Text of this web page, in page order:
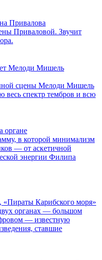
Привалова
Приваловой. Звучит
Мелоди Мишель
сцены Мелоди Мишель
весь спектр тембров и всю
органе
в которой минимализм
— от аскетичной
энергии Филипа
«Пираты Карибского моря»
органах — большом
— известную
ставшие